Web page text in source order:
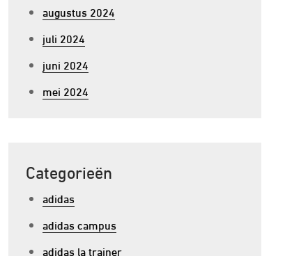
augustus 2024
juli 2024
juni 2024
mei 2024
Categorieën
adidas
adidas campus
adidas la trainer